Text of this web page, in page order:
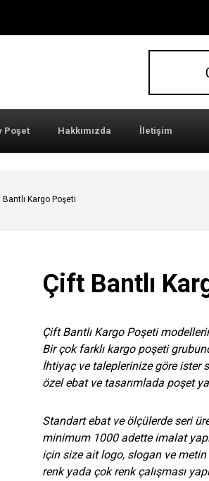
Poşet Hakkımızda İletişim
Bantlı Kargo Poşeti
Çift Bantlı
Çift Bantlı Kargo Poşeti
Bir çok farklı kargo poşeti
İhtiyaç ve taleplerinize göre ister
özel ebat ve tasarımlada poşet
Standart ebat ve ölçülerde seri
minimum 1000 adette imalat
için size ait logo, slogan ve metin
renk yada çok renk çalışması